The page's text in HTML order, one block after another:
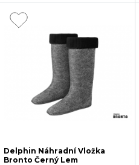
Delphin Náhradní Vložka
Bronto Černý Lem